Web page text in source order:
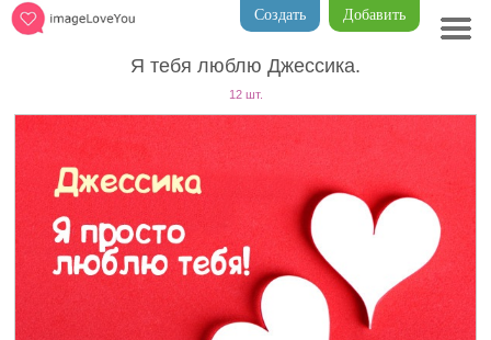
Добавить
Создать
Я тебя люблю Джессика.
12 шт.